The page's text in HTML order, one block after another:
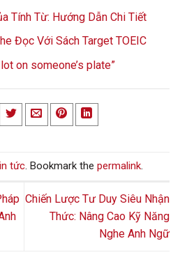
Tính Từ: Hướng Dẫn Chi Tiết
Đọc Với Sách Target TOEIC
on someone’s plate”
tức. Bookmark the permalink.
Chiến Lược Tư Duy Siêu Nhận
Thức: Nâng Cao Kỹ Năng
Nghe Anh Ngữ